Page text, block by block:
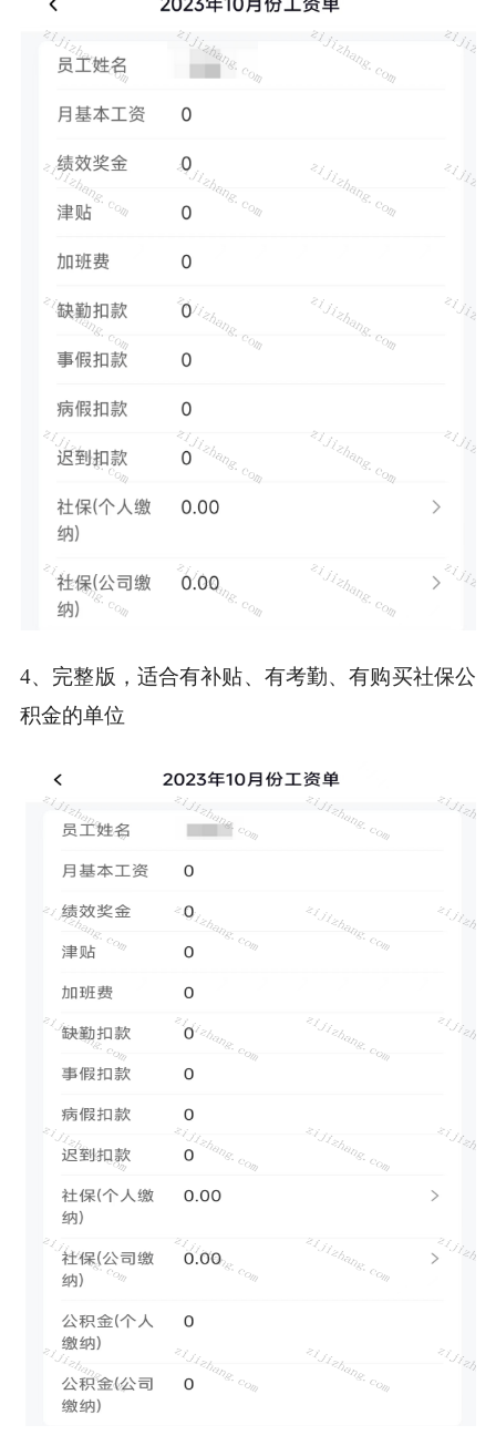
4、完整版，适合有补贴、有考勤、有购买社保公
积金的单位